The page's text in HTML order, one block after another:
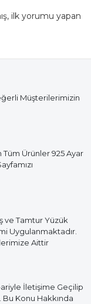
ilk yorumu yapan
Müşterilerimizin
Tüm Ürünler 925 Ayar
ve Tamtur Yüzük
Uygulanmaktadır.
Aittir
İletişime Geçilip
Konu Hakkında